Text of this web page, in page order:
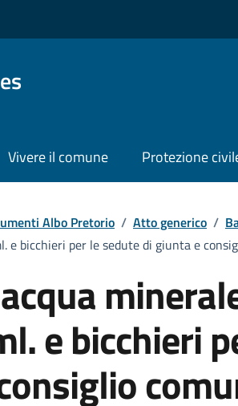
Vivere il comune Protezione
Albo Pretorio / Atto generico /
bicchieri per le sedute di giunta e
e bicchieri